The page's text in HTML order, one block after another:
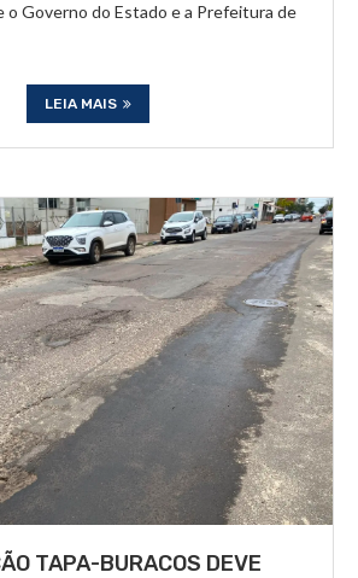
o Governo do Estado e a Prefeitura de
LEIA MAIS
TAPA-BURACOS DEVE